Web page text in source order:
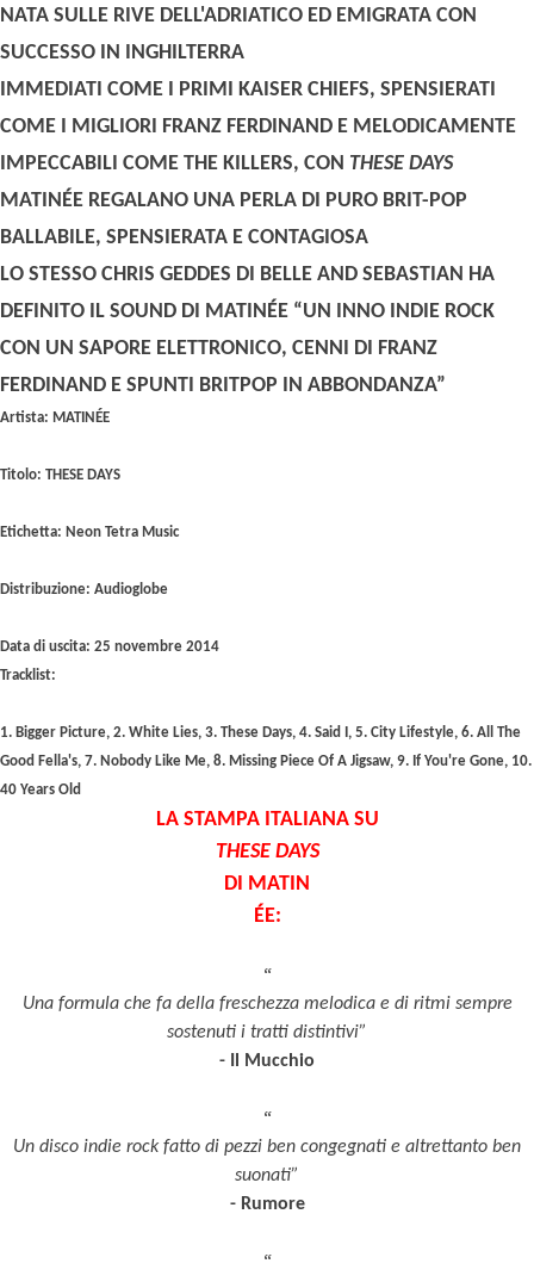
NATA SULLE RIVE DELL'ADRIATICO ED EMIGRATA CON
SUCCESSO IN INGHILTERRA
IMMEDIATI COME I PRIMI KAISER CHIEFS, SPENSIERATI
COME I MIGLIORI FRANZ FERDINAND E MELODICAMENTE
IMPECCABILI COME THE KILLERS, CON THESE DAYS
MATINÉE REGALANO UNA PERLA DI PURO BRIT-POP
BALLABILE, SPENSIERATA E CONTAGIOSA
LO STESSO CHRIS GEDDES DI BELLE AND SEBASTIAN HA
DEFINITO IL SOUND DI MATINÉE “UN INNO INDIE ROCK
CON UN SAPORE ELETTRONICO, CENNI DI FRANZ
FERDINAND E SPUNTI BRITPOP IN ABBONDANZA”
Artista: MATINÉE
Titolo: THESE DAYS
Etichetta: Neon Tetra Music
Distribuzione: Audioglobe
Data di uscita: 25 novembre 2014
Tracklist:
1. Bigger Picture, 2. White Lies, 3. These Days, 4. Said I, 5. City Lifestyle, 6. All The
Good Fella's, 7. Nobody Like Me, 8. Missing Piece Of A Jigsaw, 9. If You're Gone, 10.
40 Years Old
LA STAMPA ITALIANA SU
THESE DAYS
DI MATIN
ÉE:
“
Una formula che fa della freschezza melodica e di ritmi sempre
sostenuti i tratti distintivi”
- Il Mucchio
“
Un disco indie rock fatto di pezzi ben congegnati e altrettanto ben
suonati”
- Rumore
“